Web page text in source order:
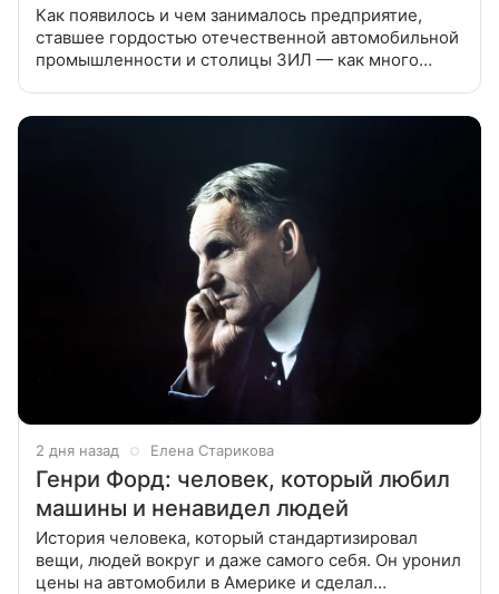
Как появилось и чем занималось предприятие,
ставшее гордостью отечественной автомобильной
промышленности и столицы ЗИЛ — как много
2 дня назад Елена Старикова
Генри Форд: человек, который любил
машины и ненавидел людей
История человека, который стандартизировал
вещи, людей вокруг и даже самого себя. Он уронил
цены на автомобили в Америке и сделал